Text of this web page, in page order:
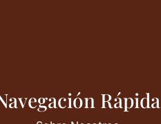
Rápida